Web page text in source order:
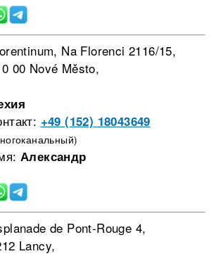
Na Florenci 2116/15,
00 Nové Město,
+49 (152) 18043649
Александр
de Pont-Rouge 4,
Lancy,